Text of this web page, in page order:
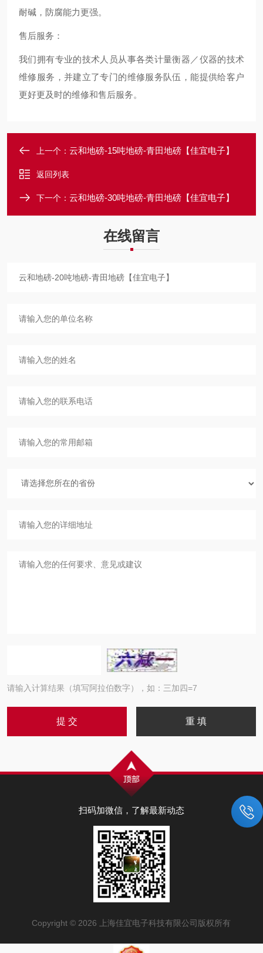
耐碱，防腐能力更强。
售后服务：
我们拥有专业的技术人员从事各类计量衡器／仪器的技术
维修服务，并建立了专门的维修服务队伍，能提供给客户
更好更及时的维修和售后服务。
上一个： 云和地磅-15吨地磅-青田地磅【佳宜电子】
返回列表
下一个： 云和地磅-30吨地磅-青田地磅【佳宜电子】
在线留言
请输入计算结果（填写阿拉伯数字），如：三加四=7
扫码加微信，了解最新动态
Copyright © 2026 上海佳宜电子科技有限公司版权所有